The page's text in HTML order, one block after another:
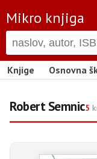
Mikro knjiga
Knjige Osnovna
Robert Semnic5